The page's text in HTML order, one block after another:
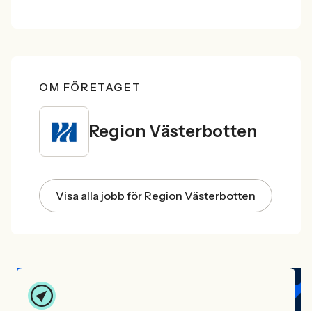
OM FÖRETAGET
Region Västerbotten
Visa alla jobb för Region Västerbotten